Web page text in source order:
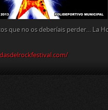
que no os deberíais perder… La